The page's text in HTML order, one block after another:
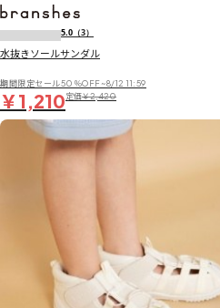
5.0 （3）
水抜きソールサンダル
期間限定セール50％OFF~8/12 11:59
￥1,210定価￥2,420